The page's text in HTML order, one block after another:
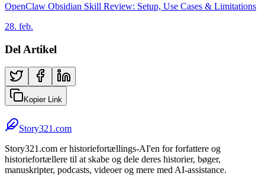
OpenClaw Obsidian Skill Review: Setup, Use Cases & Limitations
28. feb.
Del Artikel
Kopier Link
Story321.com
Story321.com er historiefortællings-AI'en for forfattere og
historiefortællere til at skabe og dele deres historier, bøger,
manuskripter, podcasts, videoer og mere med AI-assistance.